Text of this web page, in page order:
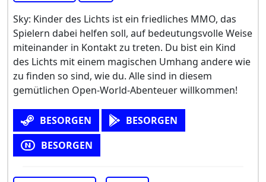
Sky: Kinder des Lichts ist ein friedliches MMO, das
Spielern dabei helfen soll, auf bedeutungsvolle Weise
miteinander in Kontakt zu treten. Du bist ein Kind
des Lichts mit einem magischen Umhang andere wie
zu finden so sind, wie du. Alle sind in diesem
gemütlichen Open-World-Abenteuer willkommen!
BESORGEN
BESORGEN
BESORGEN